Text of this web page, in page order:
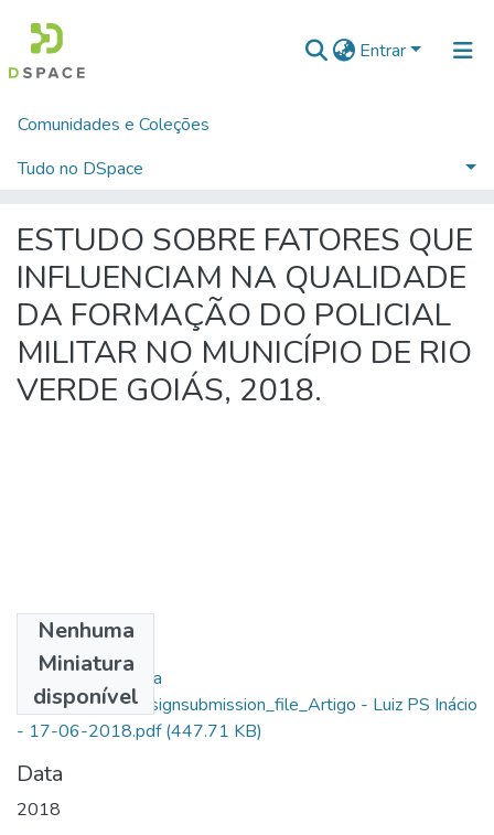
Entrar
Comunidades e Coleções
Tudo no DSpace
Início
ESTUDO SOBRE FATORES QUE
INFLUENCIAM NA QUALIDADE
DA FORMAÇÃO DO POLICIAL
MILITAR NO MUNICÍPIO DE RIO
VERDE GOIÁS, 2018.
Nenhuma
Miniatura
disponível
Arquivos
Luiz Paulo Da Silva
Inácio_14924_assignsubmission_file_Artigo - Luiz PS Inácio
- 17-06-2018.pdf(447.71 KB)
Data
2018